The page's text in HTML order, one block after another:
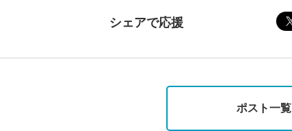
シェアで応援
ポスト一覧